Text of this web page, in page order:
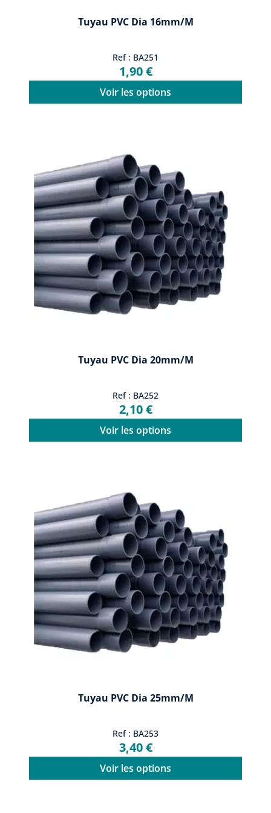
Tuyau PVC Dia 16mm/m
Ref : BA251
1,90 €
Voir les options
Tuyau PVC Dia 20mm/m
Ref : BA252
2,10 €
Voir les options
Tuyau PVC Dia 25mm/m
Ref : BA253
3,40 €
Voir les options